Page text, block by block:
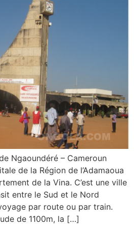
Ngaoundéré – Cameroun
de la Région de l’Adamaoua
de la Vina. C’est une ville
entre le Sud et le Nord
par route ou par train.
de 1100m, la […]